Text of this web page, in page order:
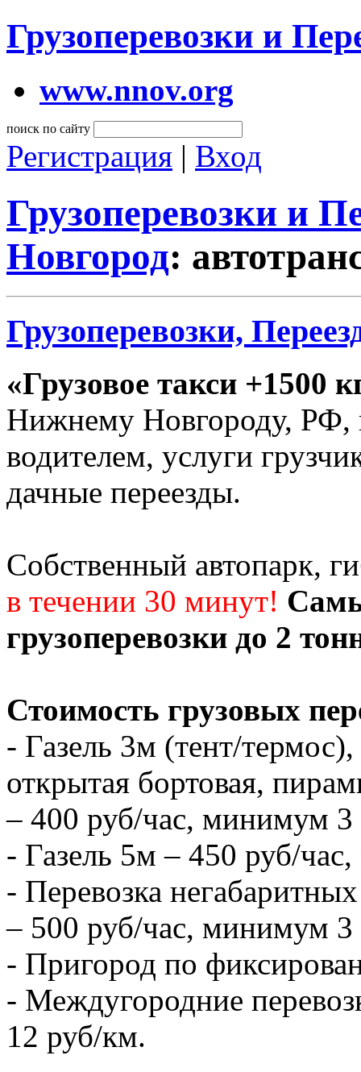
Грузоперевозки и
www.nnov.org
поиск по сайту
Регистрация | Вход
Грузоперевозки и
Новгород:
Грузоперевозки,
«Грузовое такси +1500
Нижнему Новгороду, РФ,
водителем, услуги
дачные переезды.
Собственный автопарк,
в течении 30 минут!
грузоперевозки до 2
Стоимость грузовых
- Газель 3м (тент/
открытая бортовая,
– 400 руб/час, минимум 3
- Газель 5м – 450 руб/
- Перевозка
– 500 руб/час, минимум 3
- Пригород по
- Междугородние
12 руб/км.